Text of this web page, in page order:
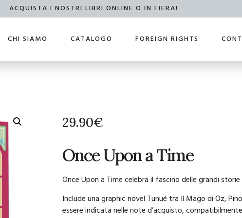
ACQUISTA I NOSTRI LIBRI ONLINE O IN FIERA!
CHI SIAMO CATALOGO FOREIGN RIGHTS
29.90€
Once Upon a Time
Once Upon a Time celebra il fascino delle grandi
Include una graphic novel Tunué tra Il Mago di Oz,
essere indicata nelle note d’acquisto,